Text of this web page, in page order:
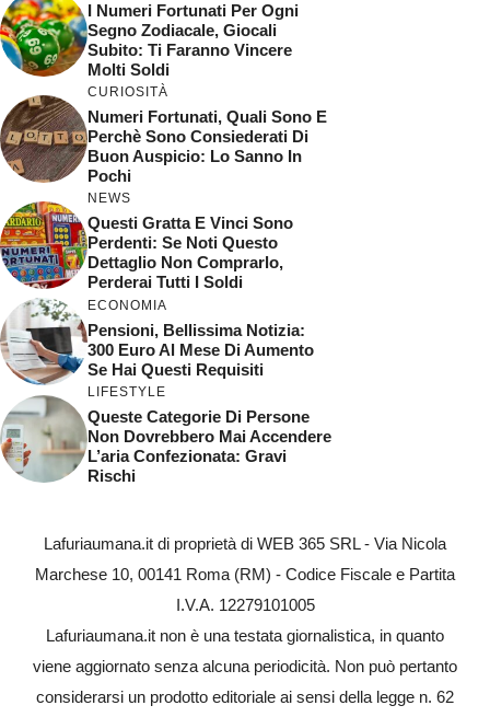
I Numeri Fortunati Per Ogni
Segno Zodiacale, Giocali
Subito: Ti Faranno Vincere
Molti Soldi
CURIOSITÀ
Numeri Fortunati, Quali Sono E
Perchè Sono Consiederati Di
Buon Auspicio: Lo Sanno In
Pochi
NEWS
Questi Gratta E Vinci Sono
Perdenti: Se Noti Questo
Dettaglio Non Comprarlo,
Perderai Tutti I Soldi
ECONOMIA
Pensioni, Bellissima Notizia:
300 Euro Al Mese Di Aumento
Se Hai Questi Requisiti
LIFESTYLE
Queste Categorie Di Persone
Non Dovrebbero Mai Accendere
L’aria Confezionata: Gravi
Rischi
Lafuriaumana.it di proprietà di WEB 365 SRL - Via Nicola
Marchese 10, 00141 Roma (RM) - Codice Fiscale e Partita
I.V.A. 12279101005
Lafuriaumana.it non è una testata giornalistica, in quanto
viene aggiornato senza alcuna periodicità. Non può pertanto
considerarsi un prodotto editoriale ai sensi della legge n. 62